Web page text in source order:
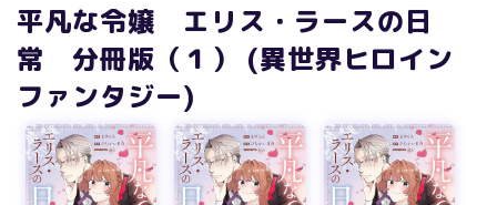
平凡な令嬢 エリス・ラースの日
常 分冊版（１） (異世界ヒロイン
ファンタジー)